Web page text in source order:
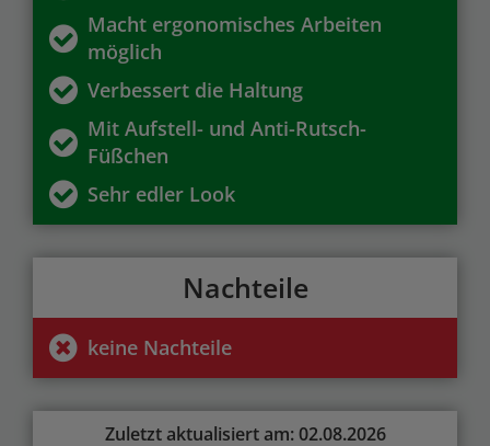
Macht ergonomisches Arbeiten
möglich
Verbessert die Haltung
Mit Aufstell- und Anti-Rutsch-
Füßchen
Sehr edler Look
Nachteile
keine Nachteile
Zuletzt aktualisiert am: 02.08.2026